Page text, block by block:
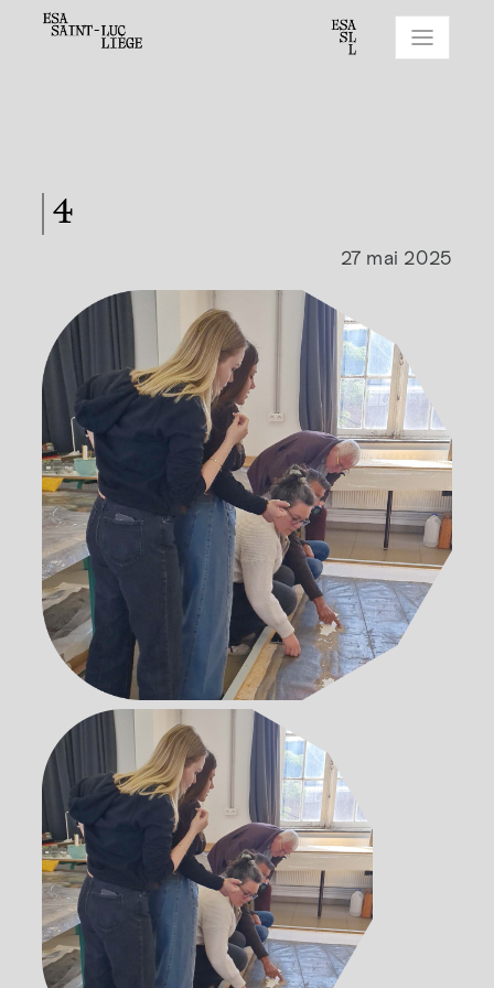
4
27 mai 2025